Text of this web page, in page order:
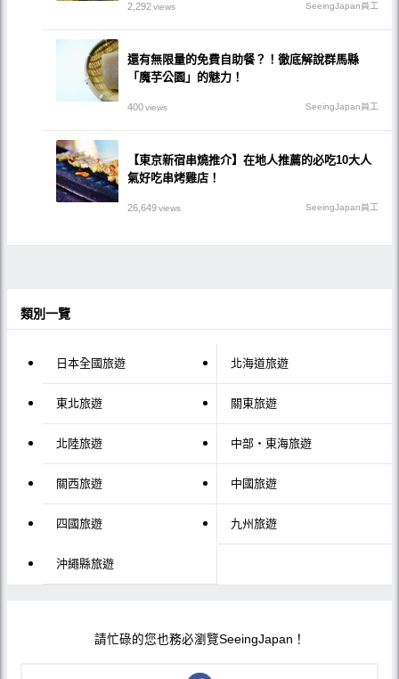
2,292views SeeingJapan員工
還有無限量的免費自助餐？！徹底解說群馬縣
「魔芋公園」的魅力！
400views SeeingJapan員工
【東京新宿串燒推介】在地人推薦的必吃10大人
氣好吃串烤雞店！
26,649views SeeingJapan員工
類別一覽
日本全國旅遊 北海道旅遊
東北旅遊 關東旅遊
北陸旅遊 中部・東海旅遊
關西旅遊 中國旅遊
四國旅遊 九州旅遊
沖繩縣旅遊
請忙碌的您也務必瀏覽SeeingJapan！